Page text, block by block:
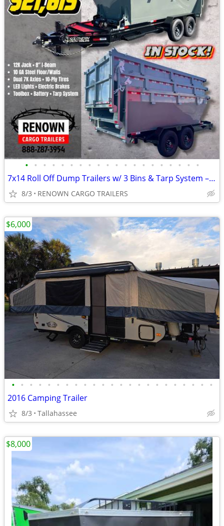
• • • • • • • • • • • • • • • • • • • •
7x14 Roll Off Dump Trailers w/ 3 Bins & Tarp System – 14K GVWR
8/3 RENOWN CARGO TRAILERS
• • • • • • • • • • • • • • • • • • • • • • •
2016 Camping Trailer
8/3 Tallahassee
$6,000
$8,000